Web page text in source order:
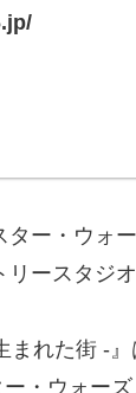
ー・ウォ
ースタジオ
れた街 -』
・ウォー